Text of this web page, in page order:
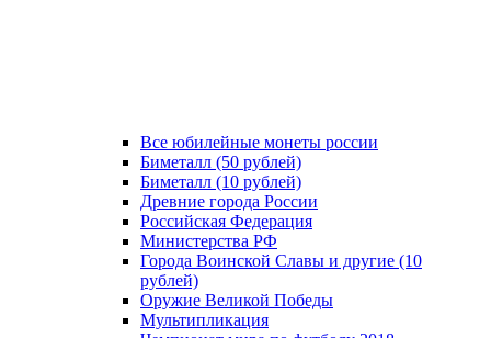
Все юбилейные монеты россии
Биметалл (50 рублей)
Биметалл (10 рублей)
Древние города России
Российская Федерация
Министерства РФ
Города Воинской Славы и другие (10
рублей)
Оружие Великой Победы
Мультипликация